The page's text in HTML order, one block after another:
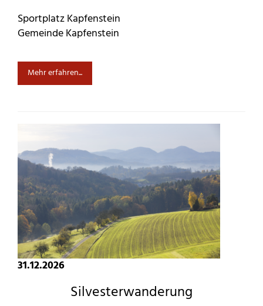
Sportplatz Kapfenstein
Gemeinde Kapfenstein
Mehr erfahren...
31.12.2026
Silvesterwanderung